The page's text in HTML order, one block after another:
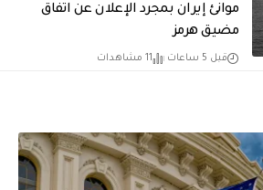
موانئ إيران بمجرد الإعلان عن اتفاق
مضيق هرمز
قبل 5 ساعات 11 مشاهدات